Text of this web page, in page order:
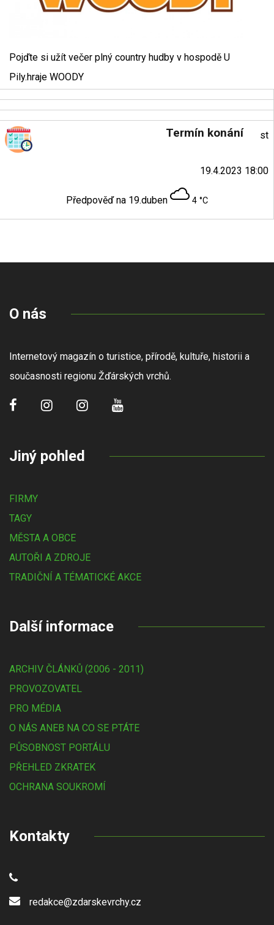
Pojďte si užít večer plný country hudby v hospodě U
Pily.hraje WOODY
Termín konání st
19.4.2023 18:00
Předpověď na 19.duben 4 °C
O nás
Internetový magazín o turistice, přírodě, kultuře, historii a
současnosti regionu Žďárských vrchů.
Jiný pohled
FIRMY
TAGY
MĚSTA A OBCE
AUTOŘI A ZDROJE
TRADIČNÍ A TÉMATICKÉ AKCE
Další informace
ARCHIV ČLÁNKŮ (2006 - 2011)
PROVOZOVATEL
PRO MÉDIA
O NÁS ANEB NA CO SE PTÁTE
PŮSOBNOST PORTÁLU
PŘEHLED ZKRATEK
OCHRANA SOUKROMÍ
Kontakty
redakce@zdarskevrchy.cz